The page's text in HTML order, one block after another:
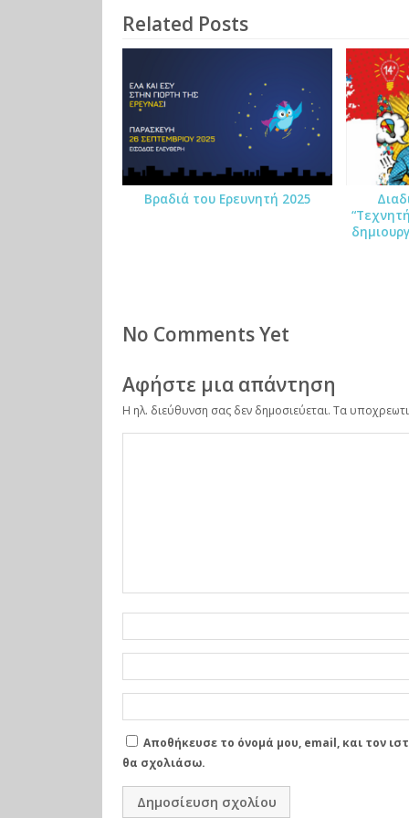
b
o
k
e
n
er
al
o
B
o
o
k
Li
n
k
σ
τε
ίτ
ε
Related Posts
Βραδιά του Ερευνητή 2025
No Comments Yet
Αφήστε μια απάντηση
Η ηλ. διεύθυνση σας δεν δημοσιεύεται. Τα
Αποθήκευσε το όνομά μου, email, και τον
θα σχολιάσω.